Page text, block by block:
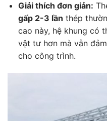
Giải thích đơn giản:
gấp 2-3 lần thép
cao này, hệ khung có
vật tư hơn mà vẫn
cho công trình.